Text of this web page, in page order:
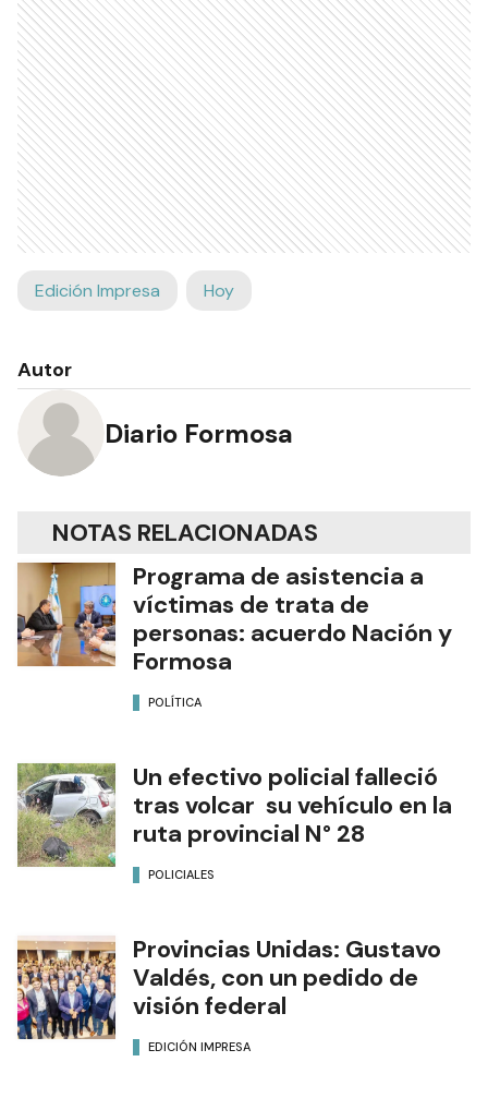
Edición Impresa Hoy
Autor
Diario Formosa
NOTAS RELACIONADAS
Programa de asistencia a
víctimas de trata de
personas: acuerdo Nación y
Formosa
POLÍTICA
Un efectivo policial falleció
tras volcar su vehículo en la
ruta provincial N° 28
POLICIALES
Provincias Unidas: Gustavo
Valdés, con un pedido de
visión federal
EDICIÓN IMPRESA